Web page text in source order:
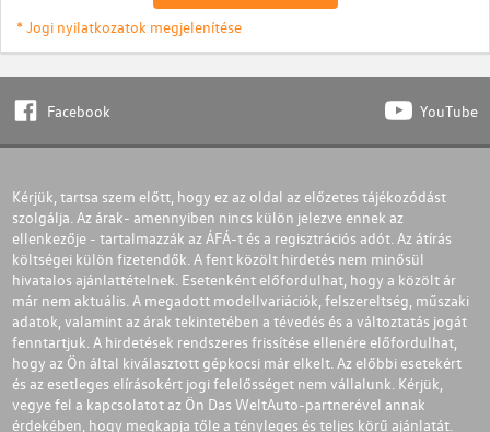
* Jogi nyilatkozatok megjelenítése
Facebook YouTube
Kérjük, tartsa szem előtt, hogy ez az oldal az előzetes tájékozódást
szolgálja. Az árak- amennyiben nincs külön jelezve ennek az
ellenkezője - tartalmazzák az ÁFÁ-t és a regisztrációs adót. Az átírás
költségei külön fizetendők. A fent közölt hirdetés nem minősül
hivatalos ajánlattételnek. Esetenként előfordulhat, hogy a közölt ár
már nem aktuális. A megadott modellvariációk, felszereltség, műszaki
adatok, valamint az árak tekintetében a tévedés és a változtatás jogát
fenntartjuk. A hirdetések rendszeres frissítése ellenére előfordulhat,
hogy az Ön által kiválasztott gépkocsi már elkelt. Az előbbi esetekért
és az esetleges elírásokért jogi felelősséget nem vállalunk. Kérjük,
vegye fel a kapcsolatot az Ön Das WeltAuto-partnerével annak
érdekében, hogy megkapja tőle a tényleges és teljes körű ajánlatát.